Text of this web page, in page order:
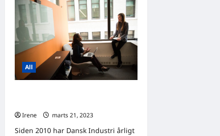
skal
være
ved
køb
af
erhvervsejendomme?
All
Irene
marts 21, 2023
Siden 2010 har Dansk Industri årligt